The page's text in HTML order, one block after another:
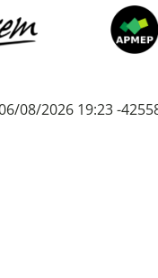
08/2026 19:23 -